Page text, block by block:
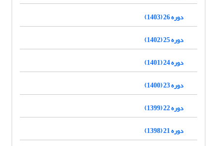
دوره 26 (1403)
دوره 25 (1402)
دوره 24 (1401)
دوره 23 (1400)
دوره 22 (1399)
دوره 21 (1398)